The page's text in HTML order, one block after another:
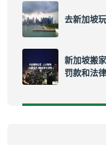
去新加坡
新加坡搬
罚款和法